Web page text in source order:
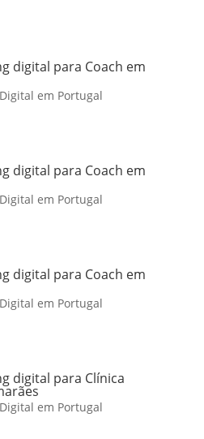
digital para Coach em
em Portugal
digital para Coach em
em Portugal
digital para Coach em
em Portugal
digital para Clínica
em Portugal